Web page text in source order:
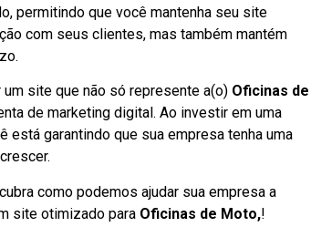
permitindo que você mantenha seu site
com seus clientes, mas também mantém
site que não só represente a(o) Oficinas de
de marketing digital. Ao investir em uma
está garantindo que sua empresa tenha uma
como podemos ajudar sua empresa a
site otimizado para Oficinas de Moto,!